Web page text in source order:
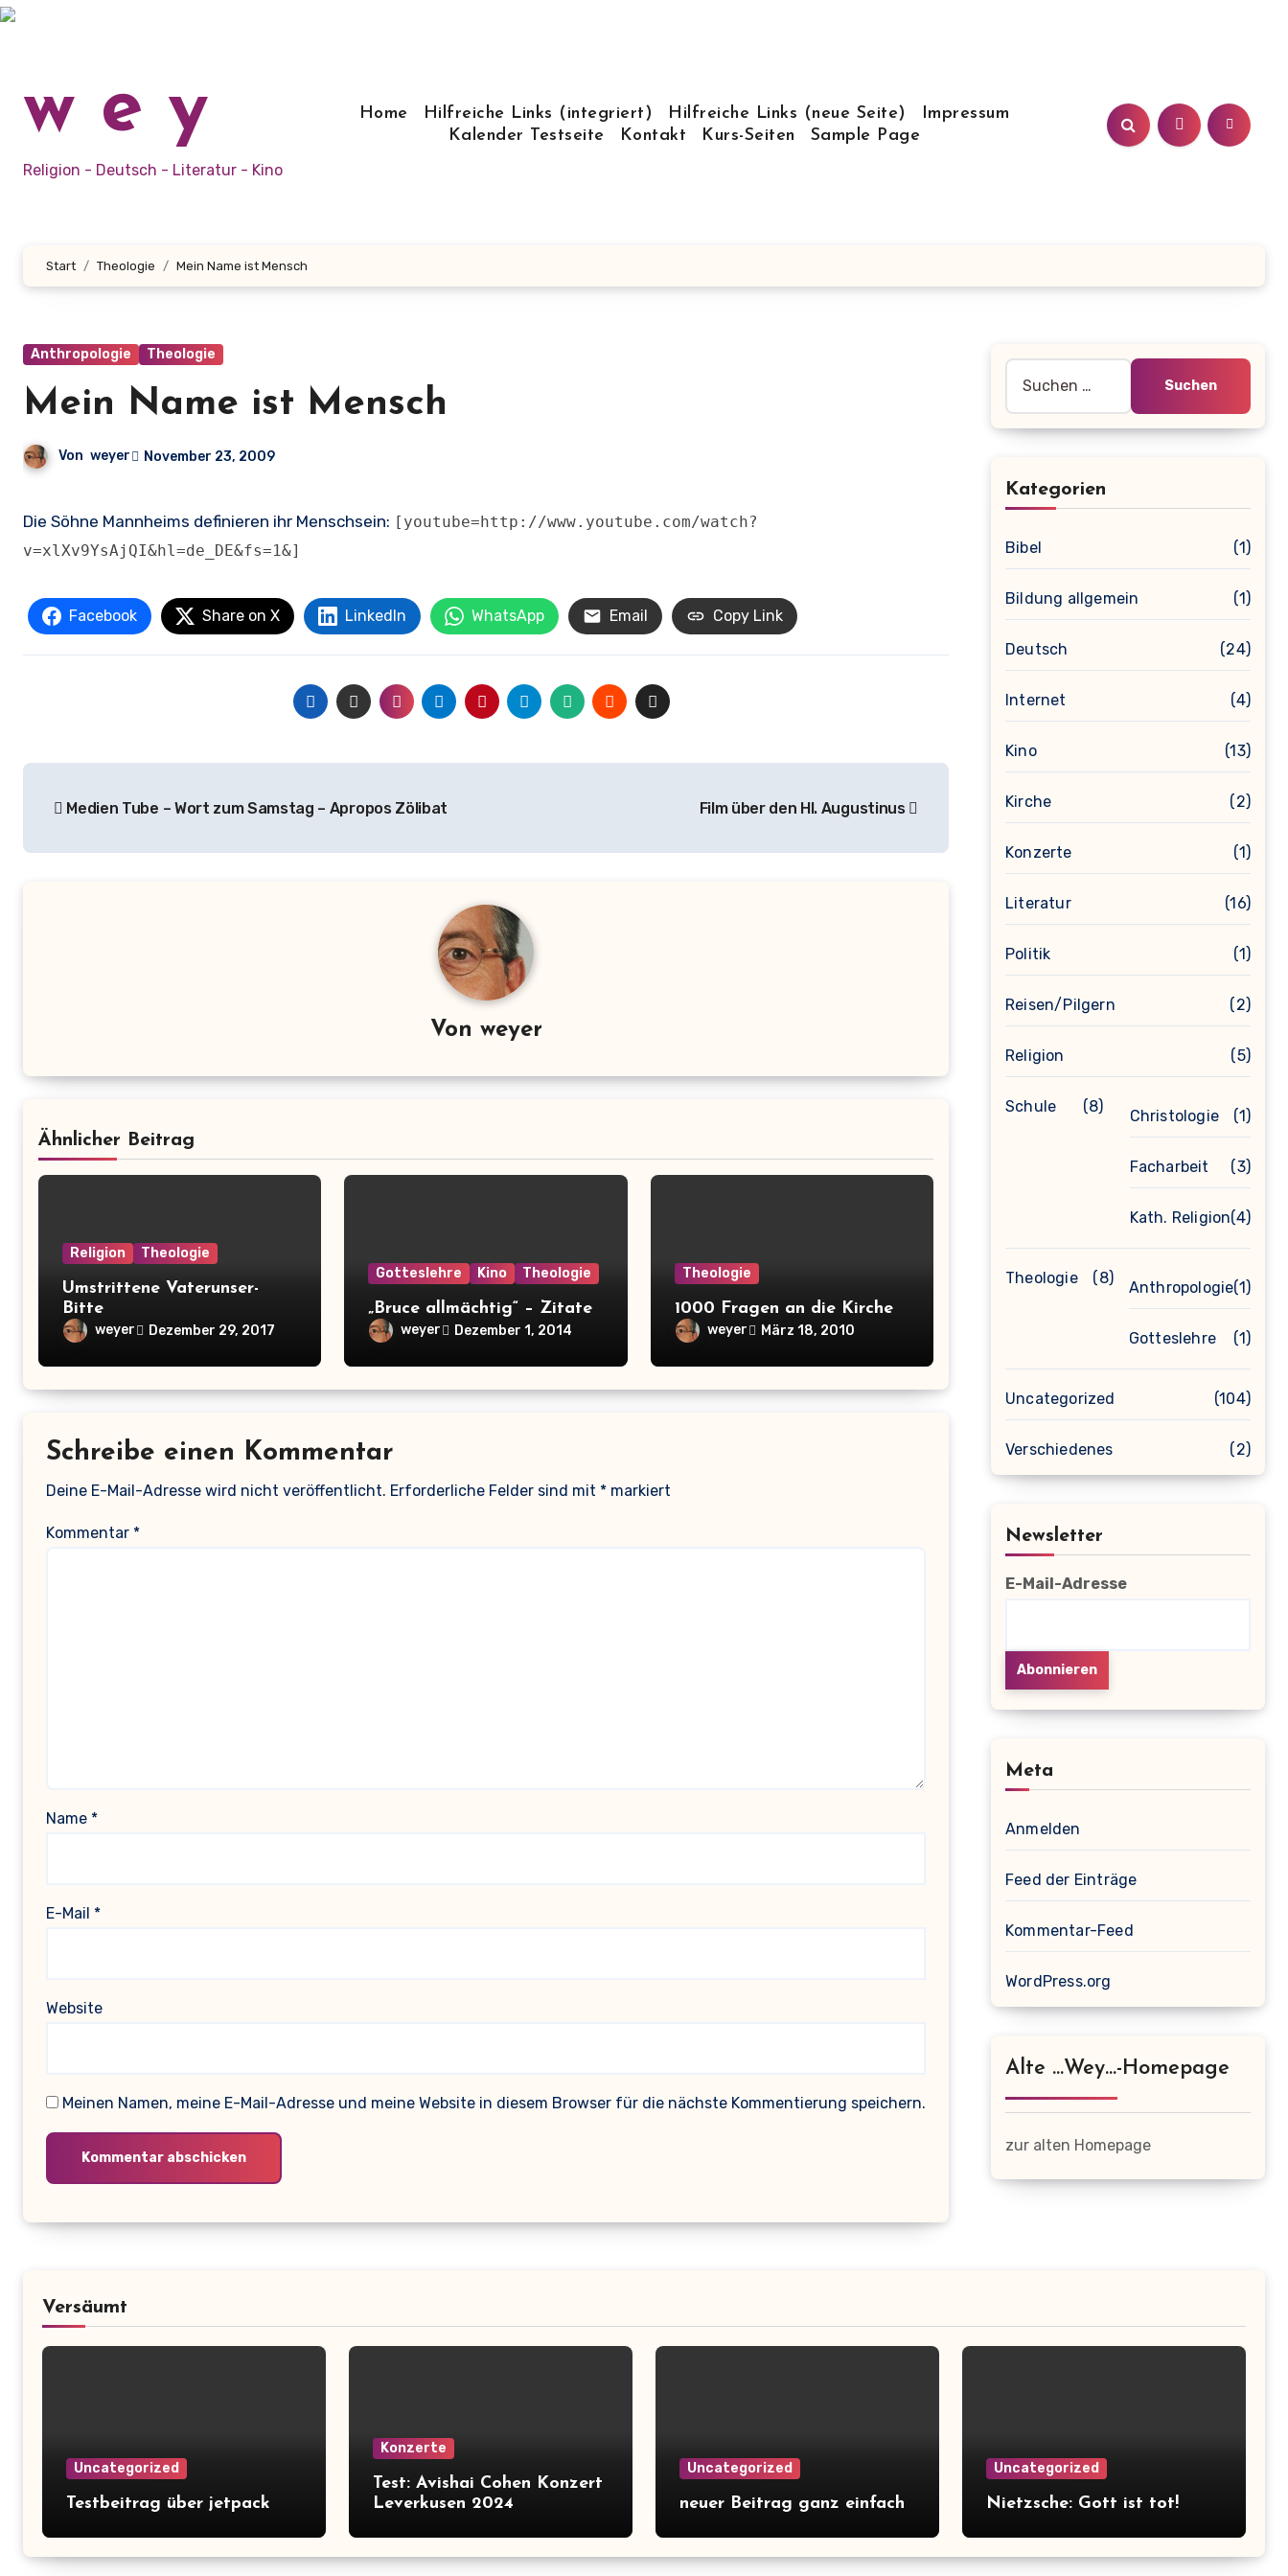
Zum
w e y
Religion - Deutsch - Literatur - Kino
Home Hilfreiche Links (integriert) Hilfreiche Links (neue Seite)
Impressum
Kalender Testseite
Kontakt Kurs-Seiten Sample Page
Start Theologie Mein Name ist Mensch
Anthropologie Theologie
Mein Name ist Mensch
Von weyer November 23, 2009
Die Söhne Mannheims definieren ihr Menschsein: [youtube=http://www.youtube.com/watch?
v=xlXv9YsAjQI&hl=de_DE&fs=1&]
Facebook Share on X LinkedIn WhatsApp Email Copy Link
Navigation
Medien Tube – Wort zum Samstag – Apropos Zölibat Film über den Hl. Augustinus
Von weyer
Ähnlicher Beitrag
Religion Theologie
Umstrittene Vaterunser-
Bitte
weyer Dezember 29, 2017
Gotteslehre Kino Theologie
„Bruce allmächtig“ – Zitate
weyer Dezember 1, 2014
Theologie
1000 Fragen an die Kirche
weyer März 18, 2010
Schreibe einen Kommentar
Deine E-Mail-Adresse wird nicht veröffentlicht. Erforderliche Felder sind mit * markiert
Kommentar *
Name *
E-Mail *
Website
Meinen Namen, meine E-Mail-Adresse und meine Website in diesem Browser für die nächste Kommentierung speichern.
nach:
Kategorien
Bibel (1)
Bildung allgemein (1)
Deutsch (24)
Internet (4)
Kino (13)
Kirche (2)
Konzerte (1)
Literatur (16)
Politik (1)
Reisen/Pilgern (2)
Religion (5)
Schule (8)
Christologie (1)
Facharbeit (3)
Kath. Religion(4)
Theologie (8)
Anthropologie(1)
Gotteslehre (1)
Uncategorized (104)
Verschiedenes (2)
Newsletter
E-Mail-Adresse
Meta
Anmelden
Feed der Einträge
Kommentar-Feed
WordPress.org
Alte …wey…-Homepage
zur alten Homepage
Versäumt
Uncategorized
Testbeitrag über jetpack
Konzerte
Test: Avishai Cohen Konzert
Leverkusen 2024
Uncategorized
neuer Beitrag ganz einfach
Uncategorized
Nietzsche: Gott ist tot!